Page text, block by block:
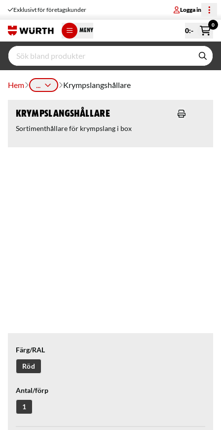
Exklusivt för företagskunder Logga in
MENY 0:-
0
Hem ... Krympslangshållare
Krympslangshållare
Sortimenthållare för krympslang i box
Färg/RAL
Röd
Antal/förp
1